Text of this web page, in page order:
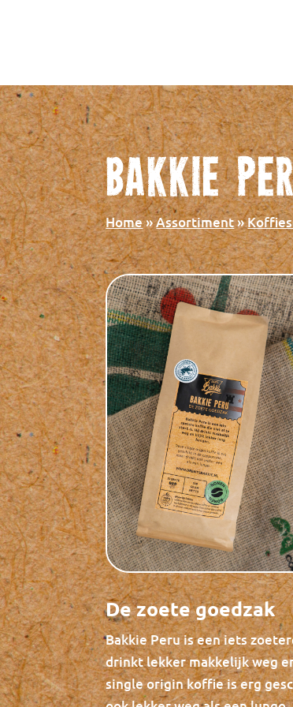
Bakkie
Home»Assortiment»
De zoete goedzak
Bakkie Peru is een iets
drinkt lekker makkelijk weg
single origin koffie is erg